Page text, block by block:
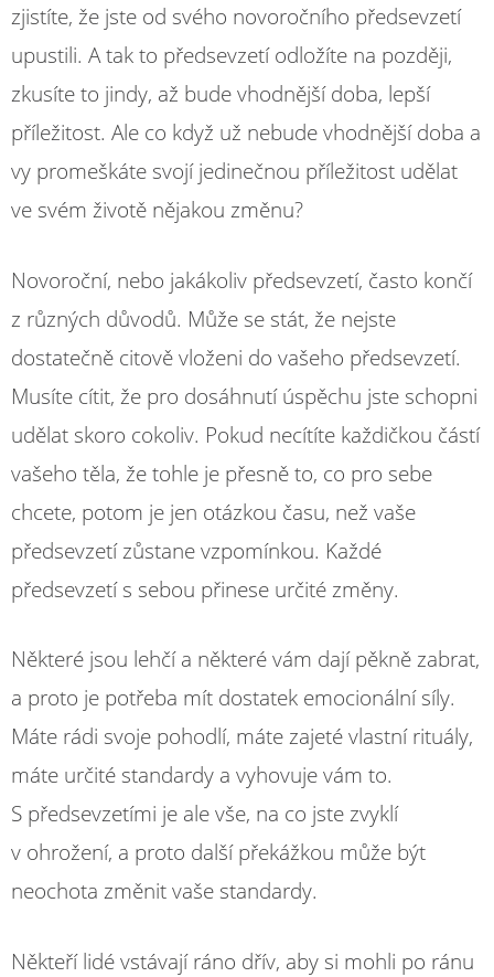
zjistíte, že jste od svého novoročního předsevzetí
upustili. A tak to předsevzetí odložíte na později,
zkusíte to jindy, až bude vhodnější doba, lepší
příležitost. Ale co když už nebude vhodnější doba a
vy promeškáte svojí jedinečnou příležitost udělat
ve svém životě nějakou změnu?
Novoroční, nebo jakákoliv předsevzetí, často končí
z různých důvodů. Může se stát, že nejste
dostatečně citově vloženi do vašeho předsevzetí.
Musíte cítit, že pro dosáhnutí úspěchu jste schopni
udělat skoro cokoliv. Pokud necítíte každičkou částí
vašeho těla, že tohle je přesně to, co pro sebe
chcete, potom je jen otázkou času, než vaše
předsevzetí zůstane vzpomínkou. Každé
předsevzetí s sebou přinese určité změny.
Některé jsou lehčí a některé vám dají pěkně zabrat,
a proto je potřeba mít dostatek emocionální síly.
Máte rádi svoje pohodlí, máte zajeté vlastní rituály,
máte určité standardy a vyhovuje vám to.
S předsevzetími je ale vše, na co jste zvyklí
v ohrožení, a proto další překážkou může být
neochota změnit vaše standardy.
Někteří lidé vstávají ráno dřív, aby si mohli po ránu